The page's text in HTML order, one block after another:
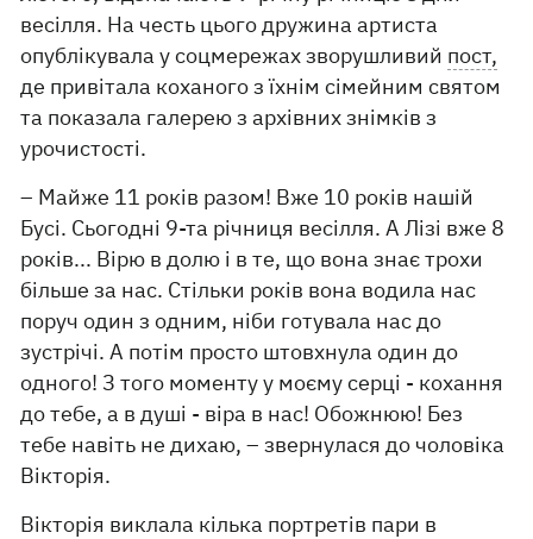
весілля. На честь цього дружина артиста
опублікувала у соцмережах зворушливий пост,
де привітала коханого з їхнім сімейним святом
та показала галерею з архівних знімків з
урочистості.
– Майже 11 років разом! Вже 10 років нашій
Бусі. Сьогодні 9-та річниця весілля. А Лізі вже 8
років... Вірю в долю і в те, що вона знає трохи
більше за нас. Стільки років вона водила нас
поруч один з одним, ніби готувала нас до
зустрічі. А потім просто штовхнула один до
одного! З того моменту у моєму серці - кохання
до тебе, а в душі - віра в нас! Обожнюю! Без
тебе навіть не дихаю, – звернулася до чоловіка
Вікторія.
Вікторія виклала кілька портретів пари в